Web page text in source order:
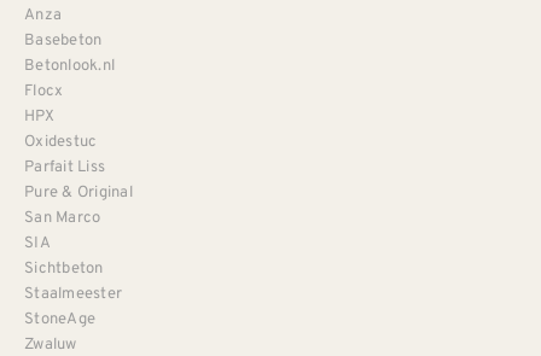
Anza
Basebeton
Betonlook.nl
Flocx
HPX
Oxidestuc
Parfait Liss
Pure & Original
San Marco
SIA
Sichtbeton
Staalmeester
StoneAge
Zwaluw